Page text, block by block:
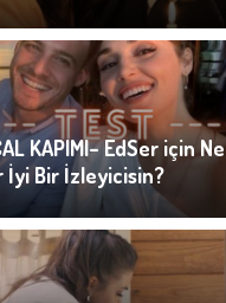
KAPIMI– EdSer için Ne
İyi Bir İzleyicisin?